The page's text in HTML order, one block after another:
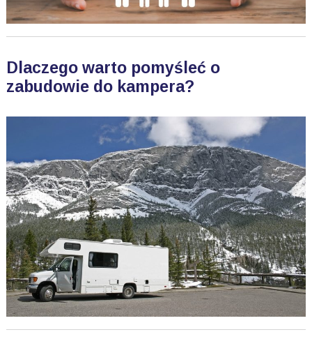
Dlaczego warto pomyśleć o
zabudowie do kampera?